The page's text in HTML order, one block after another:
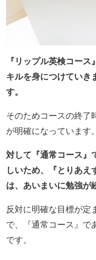
『リップル英検コー
キルを身につけていき
す。
そのためコースの終了
が明確になっています。
対して『通常コース』
しいため、『とりあえ
は、あいまいに勉強が
反対に明確な目標が定
で、『通常コース』で
です。